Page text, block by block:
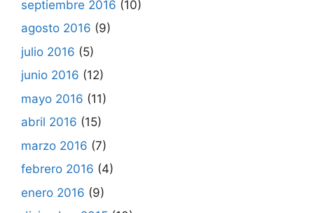
septiembre 2016 (10)
agosto 2016 (9)
julio 2016 (5)
junio 2016 (12)
mayo 2016 (11)
abril 2016 (15)
marzo 2016 (7)
febrero 2016 (4)
enero 2016 (9)